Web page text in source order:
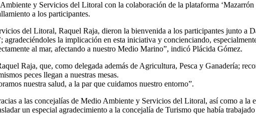
y Servicios del Litoral con la colaboración de la plataforma ‘Mazarrón
a los participantes.
del Litoral, Raquel Raja, dieron la bienvenida a los participantes junto a
la implicación en esta iniciativa y concienciando,
al mar, afectando a nuestro Medio Marino”, indicó Plácida Gómez.
Raja, que, como delegada además de Agricultura, Pesca y Ganadería;
peces llegan a nuestras mesas.
nuestra salud, a la par que cuidamos nuestro entorno”.
a las concejalías de Medio Ambiente y Servicios del Litoral, así como a la
un especial agradecimiento a la concejalía de Turismo que había